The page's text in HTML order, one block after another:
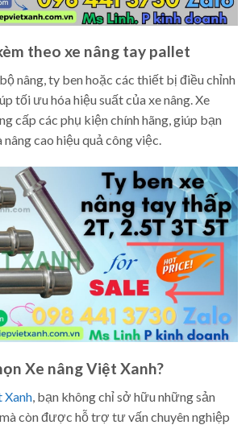
theo xe nâng tay pallet
nâng, ty ben hoặc các thiết bị điều chỉnh
tối ưu hóa hiệu suất của xe nâng. Xe
cấp các phụ kiện chính hãng, giúp bạn
cao hiệu quả công việc.
Xe nâng Việt Xanh?
Xanh, bạn không chỉ sở hữu những sản
còn được hỗ trợ tư vấn chuyên nghiệp